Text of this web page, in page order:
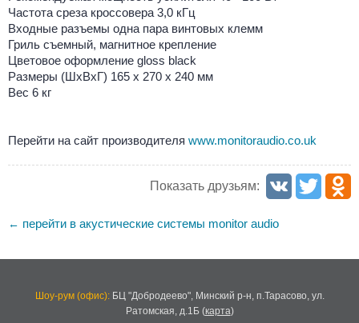
Частота среза кроссовера 3,0 кГц
Входные разъемы одна пара винтовых клемм
Гриль съемный, магнитное крепление
Цветовое оформление gloss black
Размеры (ШхВхГ) 165 x 270 x 240 мм
Вес 6 кг
Перейти на сайт производителя www.monitoraudio.co.uk
Показать друзьям:
← перейти в акустические системы monitor audio
Шоу-рум (офис):БЦ "Добродеево", Минский р-н, п.Тарасово, ул.
Ратомская, д.1Б(карта)